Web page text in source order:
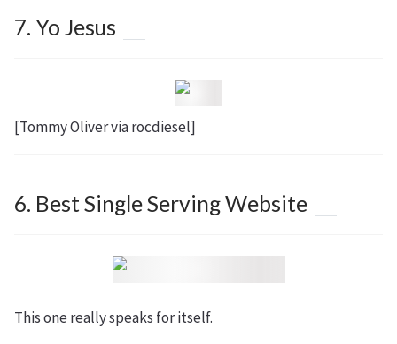
7. Yo Jesus
[Tommy Oliver via rocdiesel]
6. Best Single Serving Website
This one really speaks for itself.